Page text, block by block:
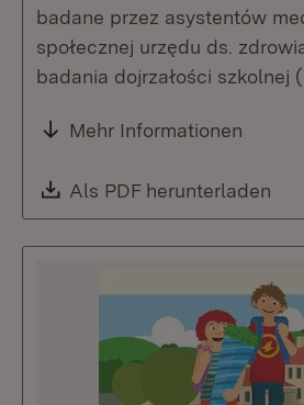
badane przez asystentów
społecznej urzędu ds.
badania dojrzałości szkolnej
Mehr Informationen
Download:
Als PDF herunterladen